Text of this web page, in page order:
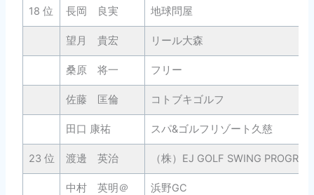
18 位 長岡 良実 地球問屋
望月 貴宏 リール大森
桑原 将一 フリー
佐藤 匡倫 コトブキゴルフ
田口 康祐 スパ&ゴルフリゾート久慈
23 位 渡邊 英治 （株）EJ GOLF SWING PROGRAM
中村 英明＠ 浜野GC